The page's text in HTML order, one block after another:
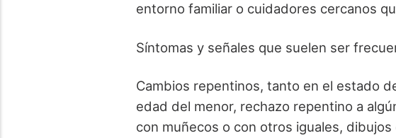
entorno familiar o cuidadores cercanos
Síntomas y señales que suelen ser
Cambios repentinos, tanto en el estado
edad del menor, rechazo repentino a
con muñecos o con otros iguales,